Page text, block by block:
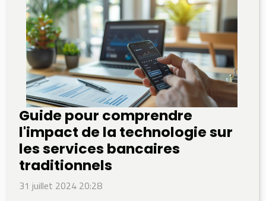
Guide pour comprendre
l'impact de la technologie sur
les services bancaires
traditionnels
31 juillet 2024 20:28